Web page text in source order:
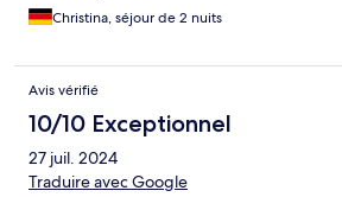
Christina, séjour de 2 nuits
Avis vérifié
10/10 Exceptionnel
27 juil. 2024
Traduire avec Google